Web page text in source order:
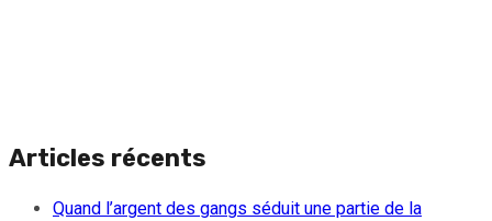
Articles récents
Quand l’argent des gangs séduit une partie de la